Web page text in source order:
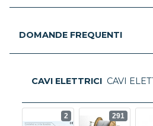
DOMANDE FREQUENTI
CAVI ELETTRICI CAVI
2 291